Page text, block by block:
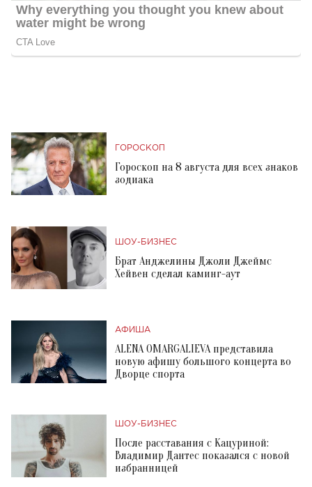
ГОРОСКОП
Гороскоп на 8 августа для всех знаков
зодиака
ШОУ-БИЗНЕС
Брат Анджелины Джоли Джеймс
Хейвен сделал каминг-аут
АФИША
ALENA OMARGALIEVA представила
новую афишу большого концерта во
Дворце спорта
ШОУ-БИЗНЕС
После расставания с Кацуриной:
Владимир Дантес показался с новой
избранницей